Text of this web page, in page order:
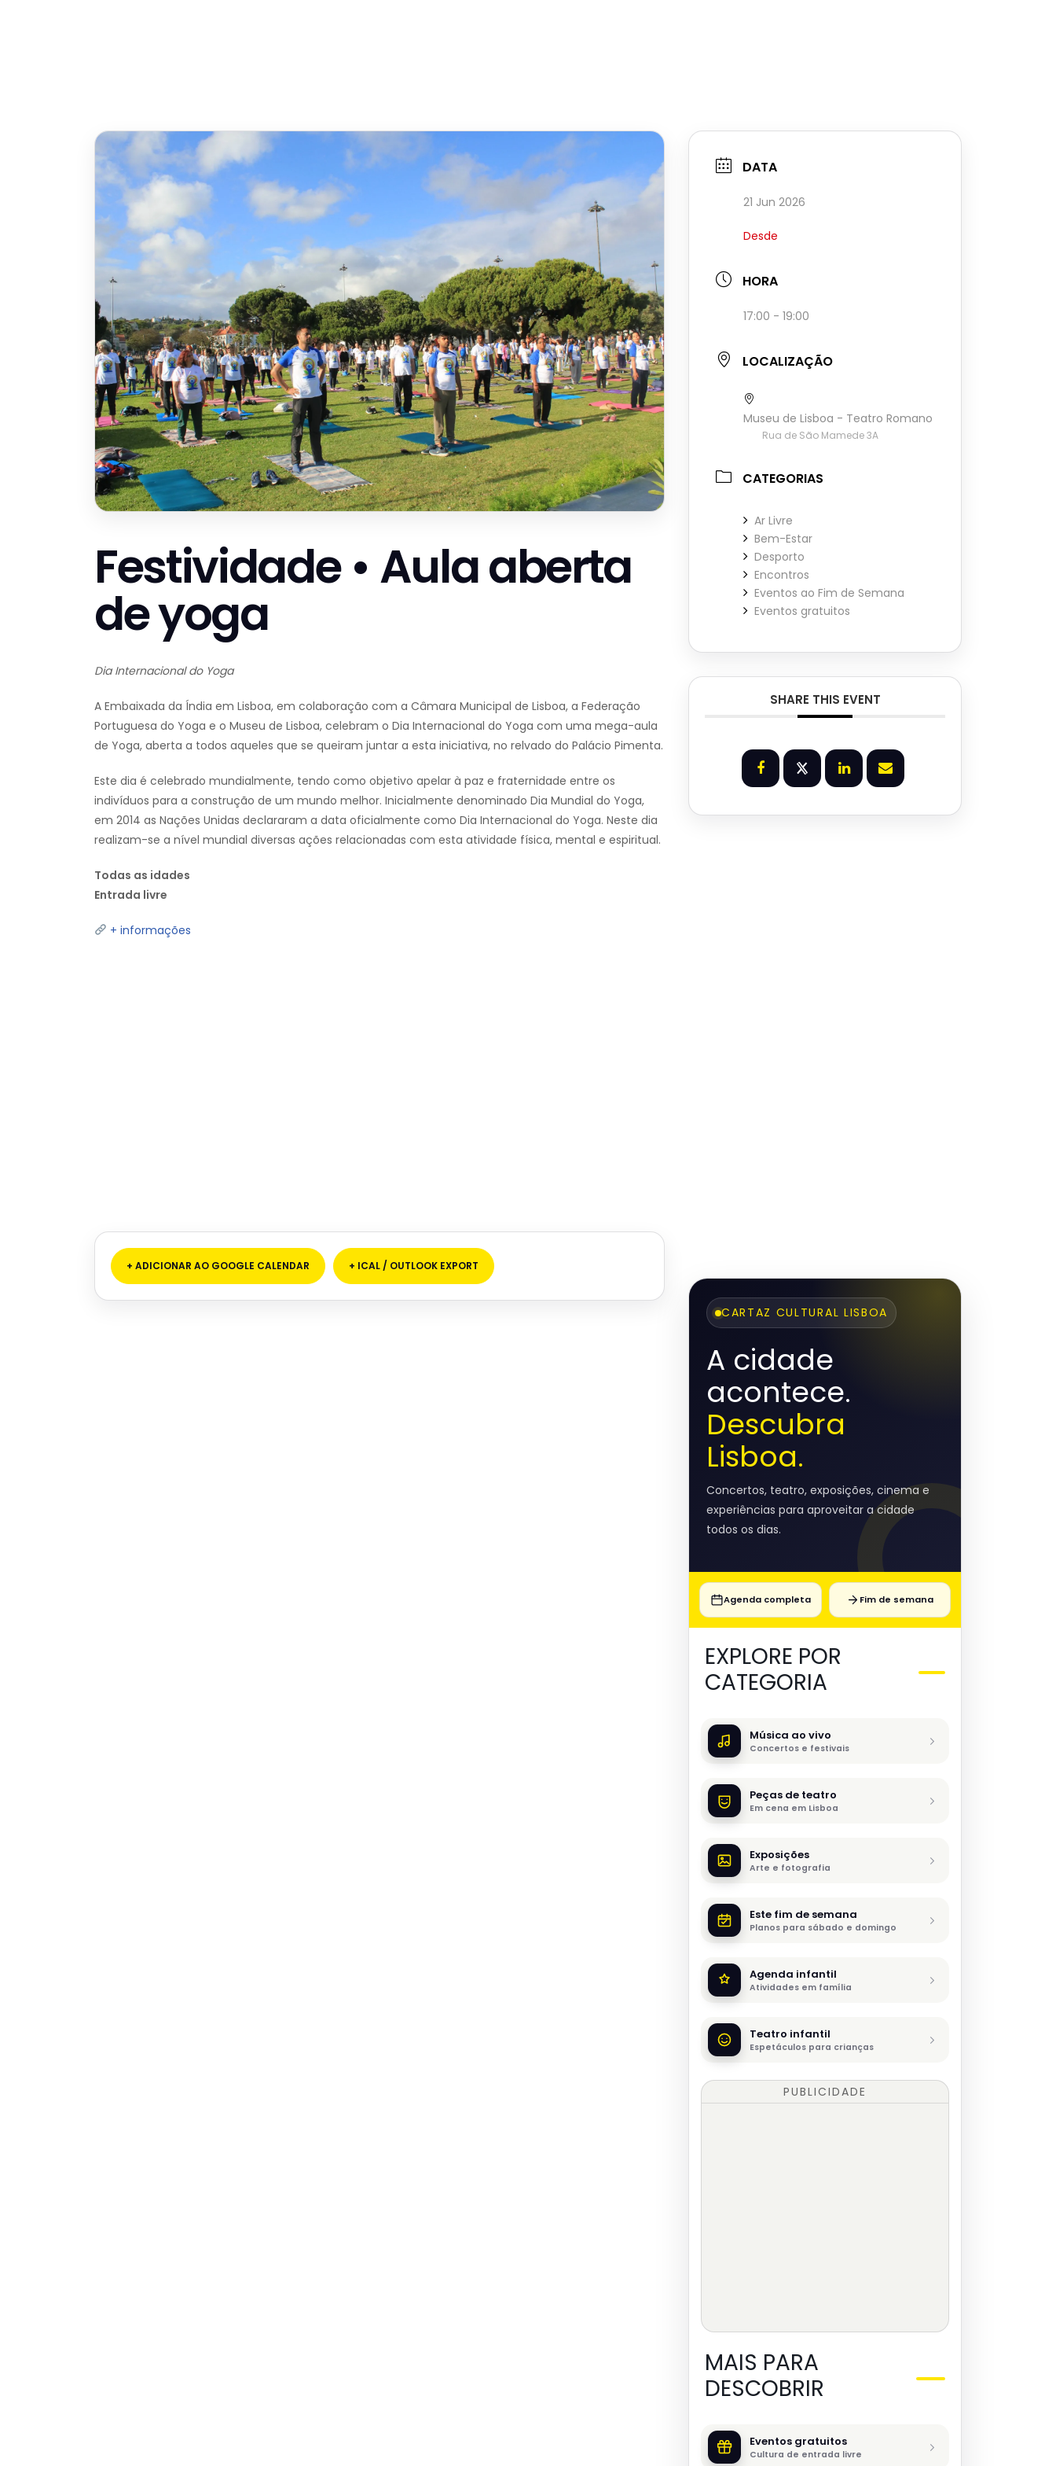
Festividade • Aula aberta
de yoga
Dia Internacional do Yoga
A Embaixada da Índia em Lisboa, em colaboração com a Câmara Municipal de Lisboa, a Federação
Portuguesa do Yoga e o Museu de Lisboa, celebram o Dia Internacional do Yoga com uma mega-aula
de Yoga, aberta a todos aqueles que se queiram juntar a esta iniciativa, no relvado do Palácio Pimenta.
Este dia é celebrado mundialmente, tendo como objetivo apelar à paz e fraternidade entre os
indivíduos para a construção de um mundo melhor. Inicialmente denominado Dia Mundial do Yoga,
em 2014 as Nações Unidas declararam a data oficialmente como Dia Internacional do Yoga. Neste dia
realizam-se a nível mundial diversas ações relacionadas com esta atividade física, mental e espiritual.
Todas as idades
Entrada livre
+ informações
+ ADICIONAR AO GOOGLE CALENDAR + ICAL / OUTLOOK EXPORT
DATA
21 Jun 2026
Desde
HORA
17:00 - 19:00
LOCALIZAÇÃO
Museu de Lisboa - Teatro Romano
Rua de São Mamede 3A
CATEGORIAS
Ar Livre
Bem-Estar
Desporto
Encontros
Eventos ao Fim de Semana
Eventos gratuitos
SHARE THIS EVENT
CARTAZ CULTURAL LISBOA
A cidade
acontece.
Descubra
Lisboa.
Concertos, teatro, exposições, cinema e
experiências para aproveitar a cidade
todos os dias.
Agenda completa Fim de semana
EXPLORE POR
CATEGORIA
Música ao vivo
Concertos e festivais
Peças de teatro
Em cena em Lisboa
Exposições
Arte e fotografia
Este fim de semana
Planos para sábado e domingo
Agenda infantil
Atividades em família
Teatro infantil
Espetáculos para crianças
PUBLICIDADE
MAIS PARA
DESCOBRIR
Eventos gratuitos
Cultura de entrada livre